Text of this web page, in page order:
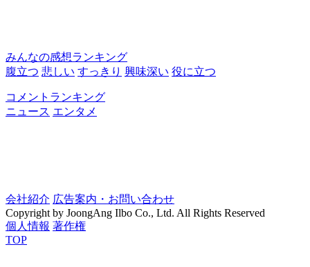
みんなの感想ランキング
腹立つ 悲しい すっきり 興味深い 役に立つ
コメントランキング
ニュース エンタメ
会社紹介 広告案内・お問い合わせ
Copyright by JoongAng Ilbo Co., Ltd. All Rights Reserved
個人情報 著作権
TOP